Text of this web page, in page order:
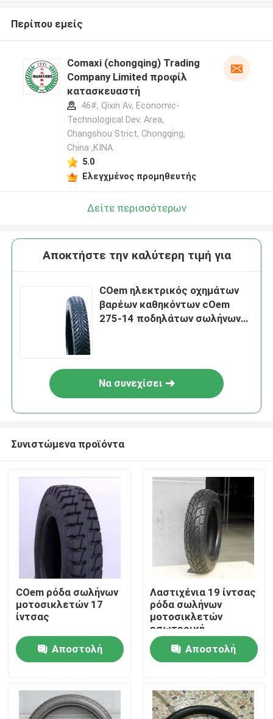
Αρχική Σελίδα
Προϊόντα
Γύρος εργοστασίων
Περίπου εμείς
Comaxi (chongqing) Trading
Company Limited προφίλ
κατασκευαστή
46#, Qixin Av, Economic-
Technological Dev. Area,
Changshou Strict, Chongqing,
China ,ΚΙΝΑ
5.0
Ελεγχμένος προμηθευτής
Δείτε περισσότερων
Αποκτήστε την καλύτερη τιμή για
COem ηλεκτρικός οχημάτων
βαρέων καθηκόντων cOem
275-14 ποδηλάτων σωλήνων
Να συνεχίσει
Συνιστώμενα προϊόντα
COem ρόδα σωλήνων
μοτοσικλετών 17
ίντσας
Αποστολή
Λαστιχένια 19 ίντσας
ρόδα σωλήνων
μοτοσικλετών
εσωτερική
Αποστολή